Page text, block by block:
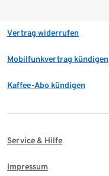
Vertrag widerrufen
Mobilfunkvertrag kündigen
Kaffee-Abo kündigen
Service & Hilfe
Impressum